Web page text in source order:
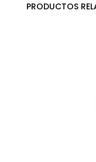
PRODUCTOS